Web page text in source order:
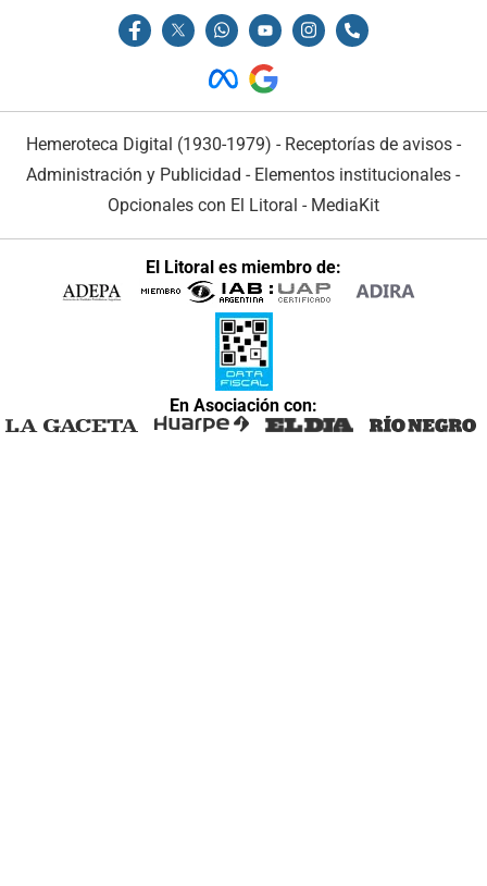
Hemeroteca Digital (1930-1979) - Receptorías de avisos -
Administración y Publicidad - Elementos institucionales -
Opcionales con El Litoral - MediaKit
El Litoral es miembro de:
En Asociación con: